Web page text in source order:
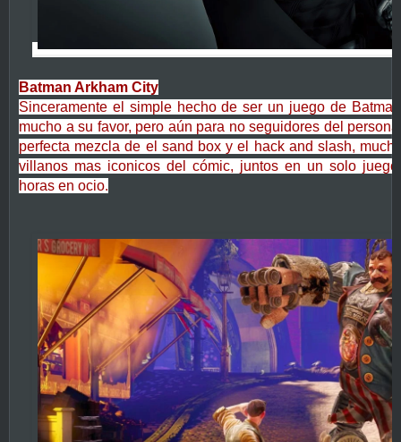
Batman Arkham City
Sinceramente el simple hecho de ser un juego de
mucho a su favor, pero aún para no seguidores del
perfecta mezcla de el sand box y el hack and slash,
villanos mas iconicos del cómic, juntos en un solo
horas en ocio.